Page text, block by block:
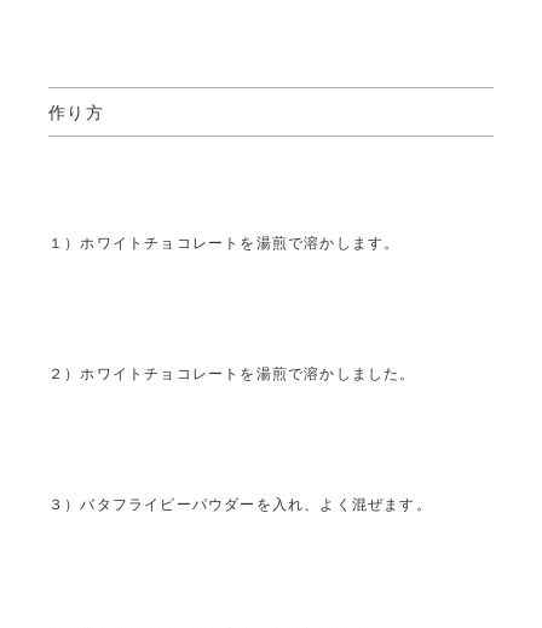
作り方
１）ホワイトチョコレートを湯煎で溶かします。
２）ホワイトチョコレートを湯煎で溶かしました。
３）バタフライピーパウダーを入れ、よく混ぜます。